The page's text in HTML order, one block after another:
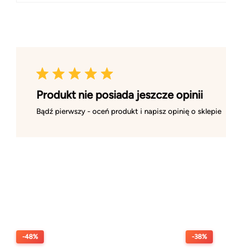
Produkt nie posiada jeszcze opinii
Bądź pierwszy - oceń produkt i napisz opinię o sklepie
-48% -38%